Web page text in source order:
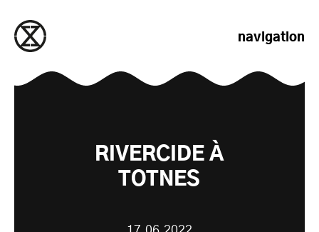
navigation
RIVERCIDE À
TOTNES